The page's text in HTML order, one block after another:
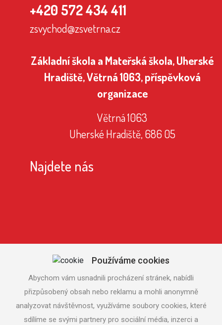
+420 572 434 411
zsvychod@zsvetrna.cz
Základní škola a Mateřská škola, Uherské
Hradiště, Větrná 1063, příspěvková
organizace
Větrná 1063
Uherské Hradiště, 686 05
Najdete nás
Používáme cookies
Abychom vám usnadnili procházení stránek, nabídli
přizpůsobený obsah nebo reklamu a mohli anonymně
analyzovat návštěvnost, využíváme soubory cookies, které
sdílíme se svými partnery pro sociální média, inzerci a